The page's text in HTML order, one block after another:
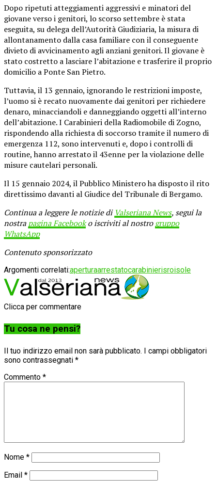
Dopo ripetuti atteggiamenti aggressivi e minatori del
giovane verso i genitori, lo scorso settembre è stata
eseguita, su delega dell’Autorità Giudiziaria, la misura di
allontanamento dalla casa familiare con il conseguente
divieto di avvicinamento agli anziani genitori. Il giovane è
stato costretto a lasciare l’abitazione e trasferire il proprio
domicilio a Ponte San Pietro.
Tuttavia, il 13 gennaio, ignorando le restrizioni imposte,
l’uomo si è recato nuovamente dai genitori per richiedere
denaro, minacciandoli e danneggiando oggetti all’interno
dell’abitazione. I Carabinieri della Radiomobile di Zogno,
rispondendo alla richiesta di soccorso tramite il numero di
emergenza 112, sono intervenuti e, dopo i controlli di
routine, hanno arrestato il 43enne per la violazione delle
misure cautelari personali.
Il 15 gennaio 2024, il Pubblico Ministero ha disposto il rito
direttissimo davanti al Giudice del Tribunale di Bergamo.
Continua a leggere le notizie di Valseriana News, segui la
nostrapagina Facebooko iscriviti al nostrogruppo
WhatsApp
Contenuto sponsorizzato
Argomenti correlati:aperturaarrestatocarabinierisroisole
Clicca per commentare
Tu cosa ne pensi?
Il tuo indirizzo email non sarà pubblicato.
I campi obbligatori
sono contrassegnati *
Commento *
Nome *
Email *